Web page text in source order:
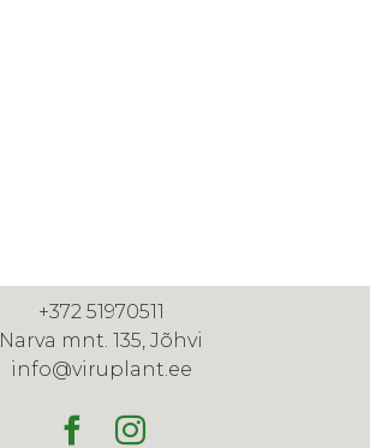
+372 51970511
Narva mnt. 135, Jõhvi
info@viruplant.ee